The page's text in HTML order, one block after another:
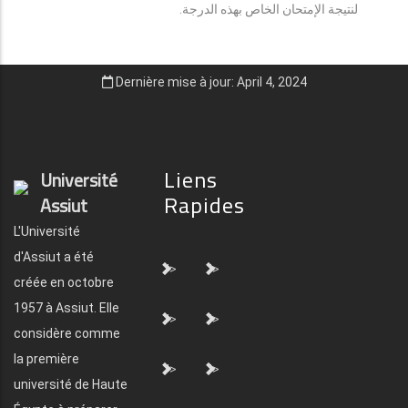
لنتيجة الإمتحان الخاص بهذه الدرجة.
Dernière mise à jour: April 4, 2024
Université
Assiut
L'Université
d'Assiut a été
créée en octobre
1957 à Assiut. Elle
considère comme
la première
université de Haute
Liens
Rapides
"> ">
"> ">
"> ">